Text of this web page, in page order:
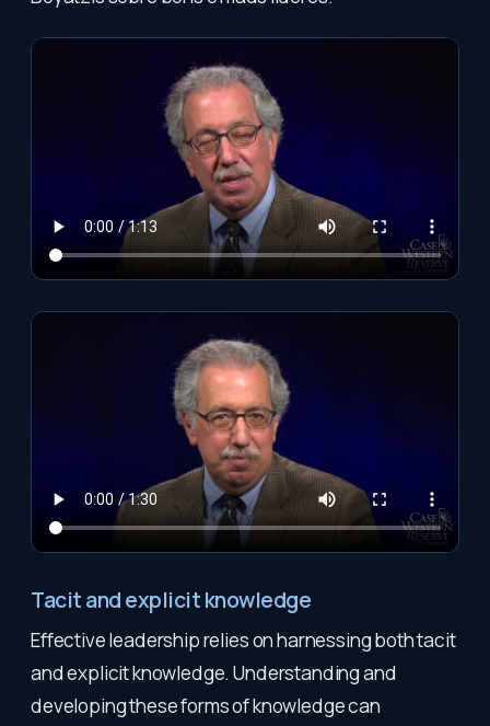
Tacit and explicit knowledge
Effective leadership relies on harnessing both tacit
and explicit knowledge. Understanding and
developing these forms of knowledge can